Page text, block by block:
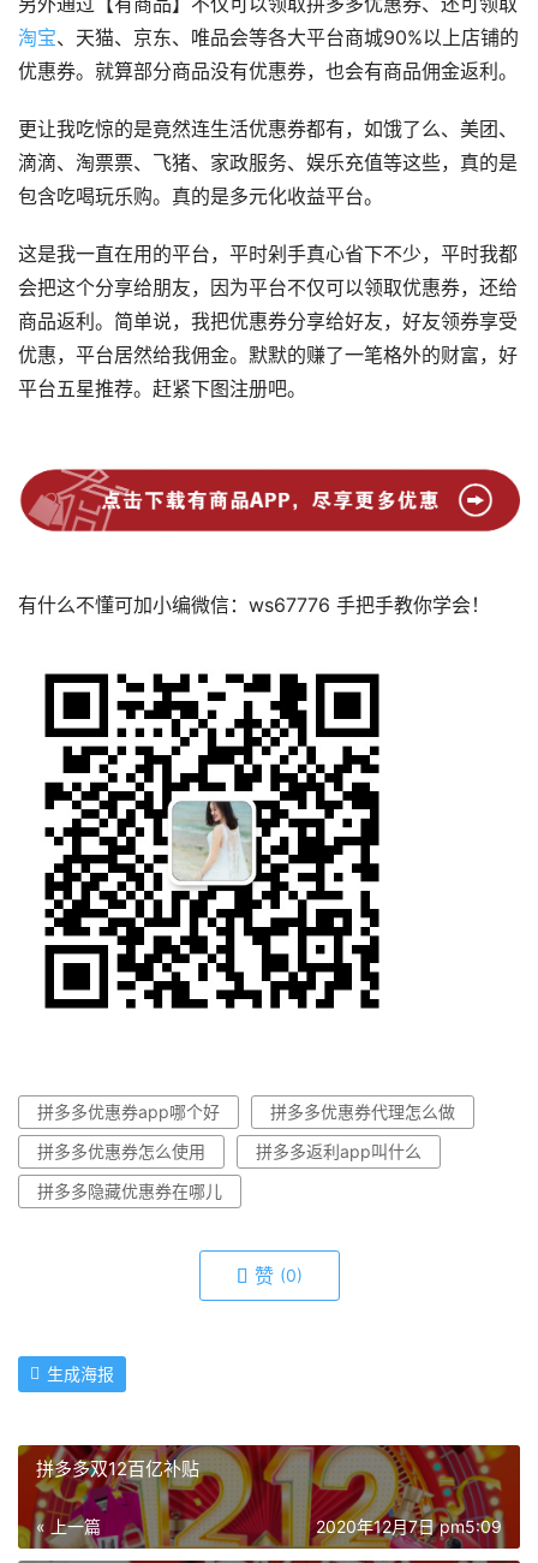
淘宝、天猫、京东、唯品会等各大平台商城90%以上店铺的
优惠券。就算部分商品没有优惠券，也会有商品佣金返利。
更让我吃惊的是竟然连生活优惠券都有，如饿了么、美团、
滴滴、淘票票、飞猪、家政服务、娱乐充值等这些，真的是
包含吃喝玩乐购。真的是多元化收益平台。
这是我一直在用的平台，平时剁手真心省下不少，平时我都
会把这个分享给朋友，因为平台不仅可以领取优惠券，还给
商品返利。简单说，我把优惠券分享给好友，好友领券享受
优惠，平台居然给我佣金。默默的赚了一笔格外的财富，好
平台五星推荐。赶紧下图注册吧。
有什么不懂可加小编微信：ws67776 手把手教你学会！
拼多多优惠券app哪个好
拼多多优惠券代理怎么做
拼多多优惠券怎么使用
拼多多返利app叫什么
拼多多隐藏优惠券在哪儿
赞 (0)
生成海报
拼多多双12百亿补贴
« 上一篇 2020年12月7日 pm5:09